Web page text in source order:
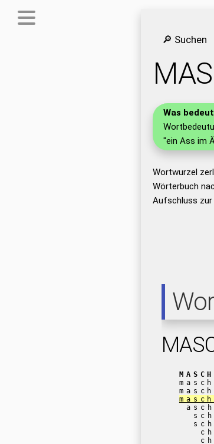
🔎 Suchen
Was
"ein Ass im
Wortwurzel
Wörterbuch
Aufschluss zur
asch
sch